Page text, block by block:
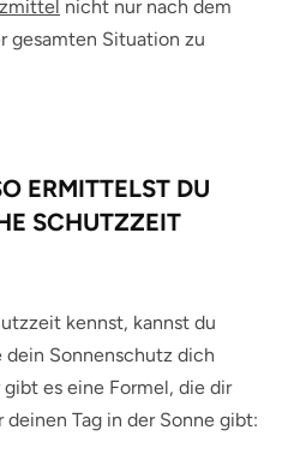
nicht nur nach dem
gesamten Situation zu
ERMITTELST DU
SCHUTZZEIT
kennst, kannst du
dein Sonnenschutz dich
es eine Formel, die dir
Tag in der Sonne gibt: